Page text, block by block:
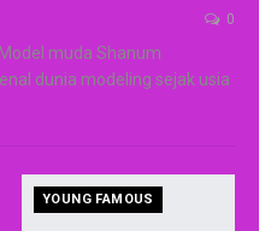
0
muda Shanum
dunia modeling sejak usia
YOUNG FAMOUS